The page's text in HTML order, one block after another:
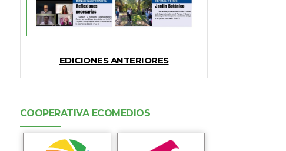
EDICIONES ANTERIORES
COOPERATIVA ECOMEDIOS